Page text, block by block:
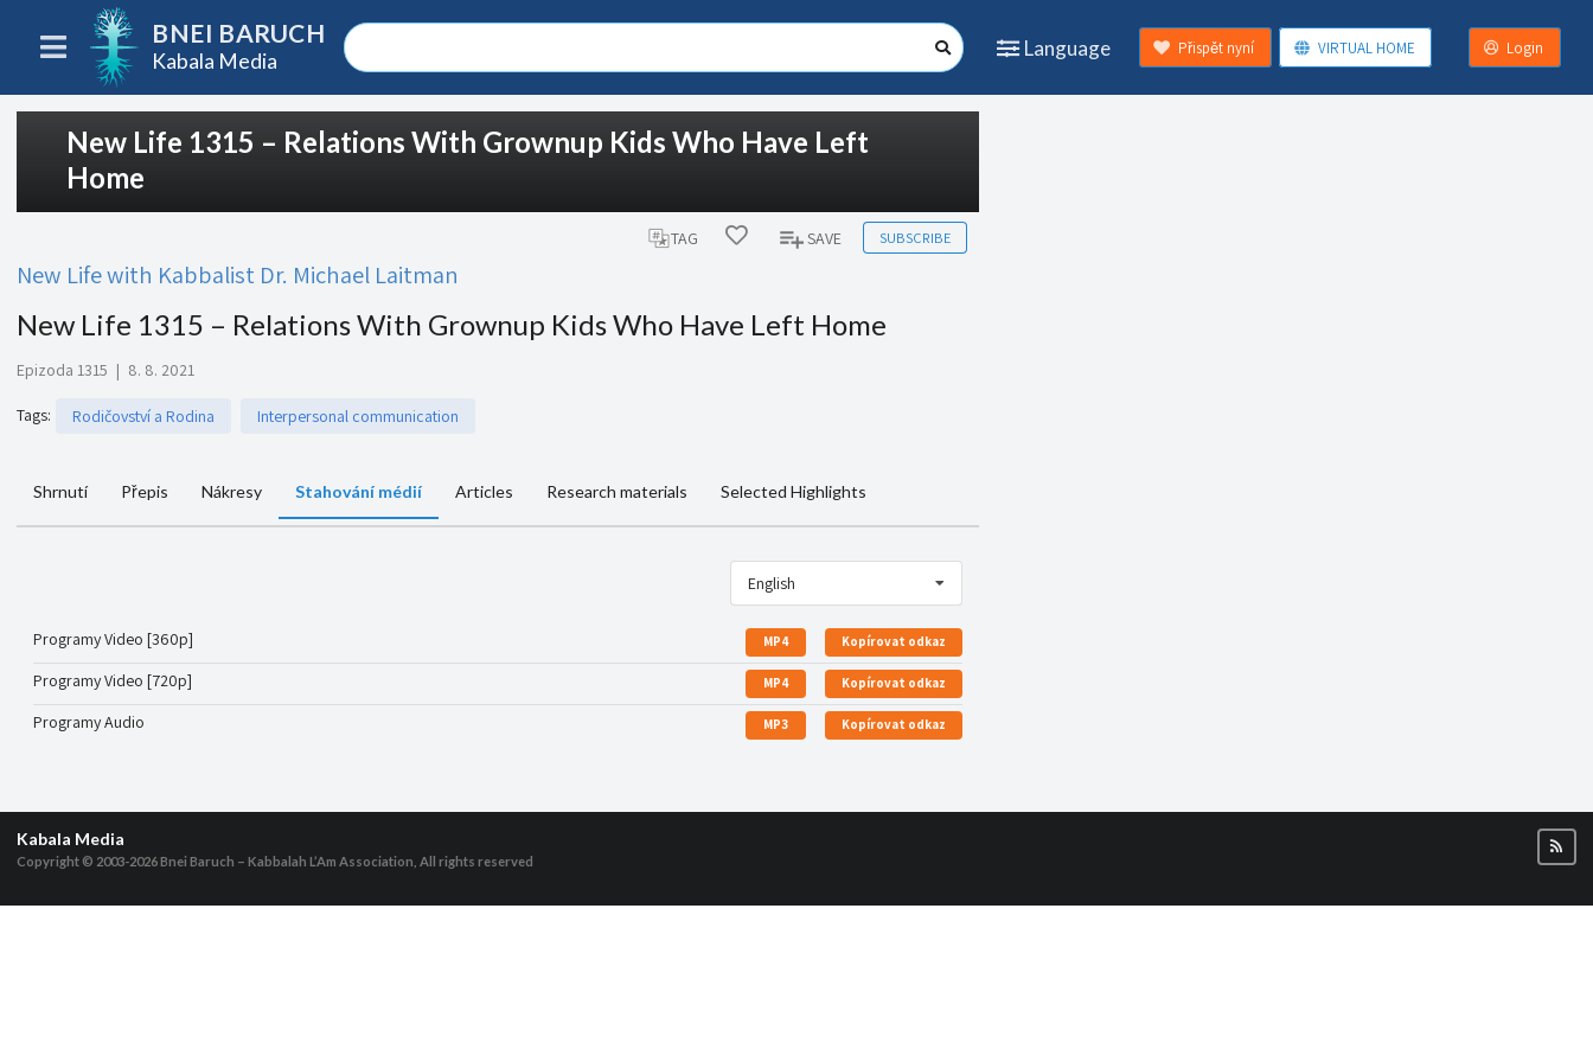
BNEI BARUCH
Kabala Media
Language Přispět nyní VIRTUAL HOME Login
New Life 1315 – Relations With Grownup Kids Who Have Left
Home
TAG SAVE SUBSCRIBE
New Life with Kabbalist Dr. Michael Laitman
New Life 1315 – Relations With Grownup Kids Who Have Left Home
Epizoda 1315 | 8. 8. 2021
Tags: Rodičovství a Rodina Interpersonal communication
Shrnutí Přepis Nákresy Stahování médií Articles Research materials Selected Highlights
English
Programy Video [360p] MP4 Kopírovat odkaz
Programy Video [720p] MP4 Kopírovat odkaz
Programy Audio MP3 Kopírovat odkaz
Kabala Media
Copyright © 2003-2026Bnei Baruch – Kabbalah L’Am Association, All rights reserved